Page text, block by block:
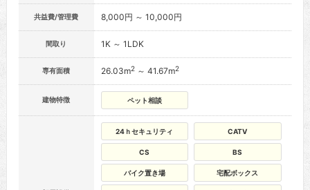
共益費/管理費 8,000円 ～ 10,000円
間取り 1K ～ 1LDK
専有面積 26.03m2～ 41.67m2
建物特徴 ペット相談
24ｈセキュリティ CATV
CS BS
バイク置き場 宅配ボックス